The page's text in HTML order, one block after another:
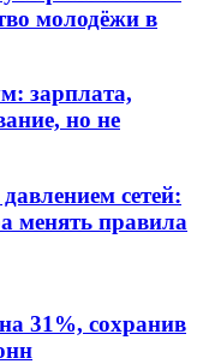
молодёжи в
зарплата,
но не
сетей:
менять правила
31%, сохранив